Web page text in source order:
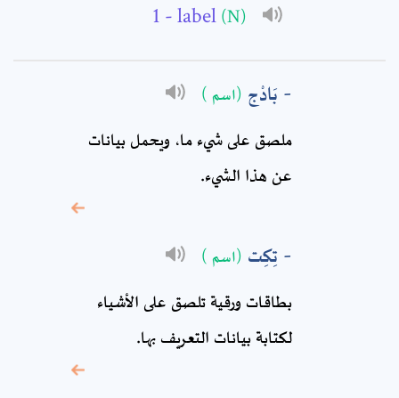
- label (N)
بَادْج (اسم )
ملصق على شيء ما، ويحمل بيانات
عن هذا الشيء.
تِكِت (اسم )
بطاقات ورقية تلصق على الأشياء
لكتابة بيانات التعريف بها.
Comment: *
* sign, it means are
required fields